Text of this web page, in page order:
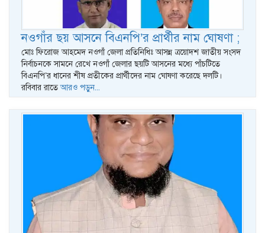
নওগাঁর ছয় আসনে বিএনপি’র প্রার্থীর নাম ঘোষণা ;
মোঃ ফিরোজ আহমেদ নওগাঁ জেলা প্রতিনিধিঃ আসন্ন ত্রয়োদশ জাতীয় সংসদ
নির্বাচনকে সামনে রেখে নওগাঁ জেলার ছয়টি আসনের মধ্যে পাঁচটিতে
বিএনপি’র ধানের শীষ প্রতীকের প্রার্থীদের নাম ঘোষণা করেছে দলটি।
রবিবার রাতেআরও পড়ুন...